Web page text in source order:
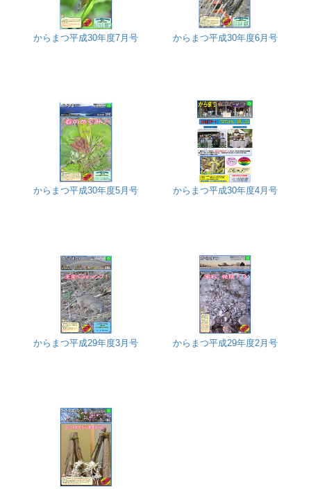
からまつ平成30年度7月号 からまつ平成30年度6月号
からまつ平成30年度5月号 からまつ平成30年度4月号
からまつ平成29年度3月号 からまつ平成29年度2月号